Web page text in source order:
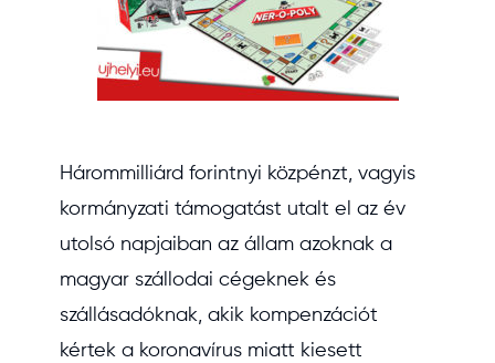
Hárommilliárd forintnyi közpénzt, vagyis
kormányzati támogatást utalt el az év
utolsó napjaiban az állam azoknak a
magyar szállodai cégeknek és
szállásadóknak, akik kompenzációt
kértek a koronavírus miatt kiesett